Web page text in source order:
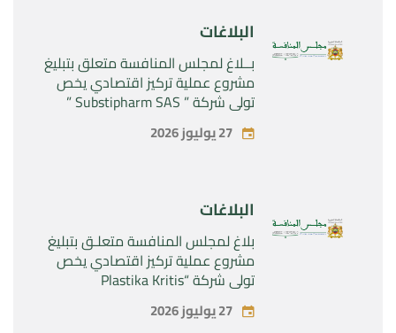
البلاغات
بــلاغ لمجلس المنافسة متعلق بتبليغ
مشروع عملية تركيز اقتصادي يخص
تولي شركة ” Substipharm SAS ”
المراقبة الحصرية للأصول والحقوق
المتعلقة بالمنتجين الصيدلانيين”
27 يوليوز 2026
البلاغات
بلاغ لمجلس المنافسة متعلـق بتبليغ
مشروع عملية تركيز اقتصادي يخص
تولي شركة “Plastika Kritis
SA”المراقبة الحصرية لشركة
“Naturplas Industrial SARL” 27 يوليوز 2026